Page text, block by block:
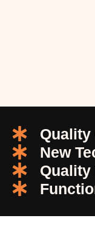
Quality
New
Quality